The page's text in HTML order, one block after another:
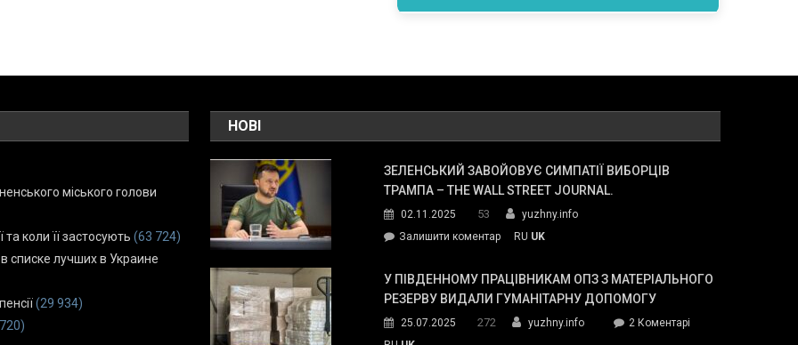
міського голови
коли її застосують (63 724)
списке лучших в Украине
(29 934)
НОВІ
ЗЕЛЕНСЬКИЙ ЗАВОЙОВУЄ СИМПАТІЇ ВИБОРЦІВ
ТРАМПА – THE WALL STREET JOURNAL.
02.11.2025 53
yuzhny.info
Залишити коментарon
завойовує
симпатії
Трампа
RU UK
У ПІВДЕННОМУ ПРАЦІВНИКАМ ОПЗ З МАТЕРІАЛЬНОГО
РЕЗЕРВУ ВИДАЛИ ГУМАНІТАРНУ ДОПОМОГУ
25.07.2025 272 yuzhny.info 2 Коментарідо